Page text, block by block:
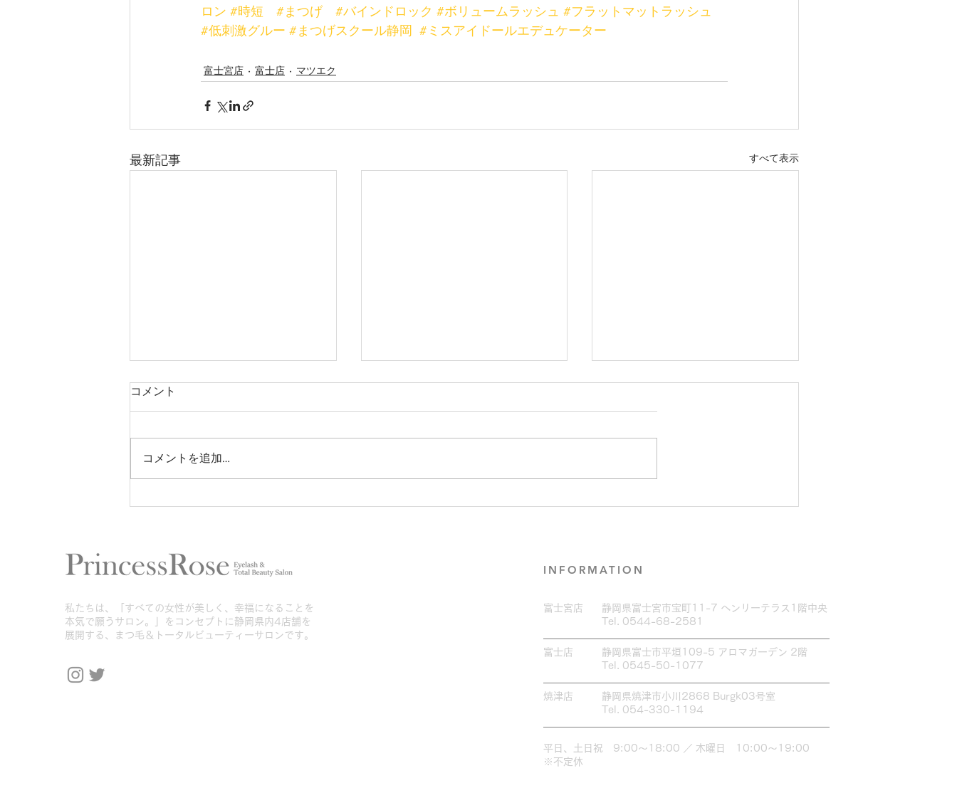
ロン #時短 #まつげ #バインドロック #ボリュームラッシュ #フラットマットラッシュ
#低刺激グルー #まつげスクール静岡 #ミスアイドールエデュケーター
富士宮店 富士店 マツエク
最新記事 すべて表示
コメント
コメントを追加…
​私たちは、「すべての女性が美しく、幸福になることを
本気で願うサロン。」をコンセプトに静岡県内4店舗を
展開する、まつ毛＆トータルビューティーサロンです。
INFORMATION
富士宮店
​静岡県富士宮市宝町11-7 ヘンリーテラス1階中央
Tel. 0544-68-2581
富士店
​静岡県富士市平垣109-5 アロマガーデン 2階
Tel. 0545-50-1077
焼津店
​静岡県焼津市小川2868 Burgk03号室
Tel. 054-330-1194
​平日、土日祝 9:00～18:00 ／ 木曜日 10:00～19:00
​※不定休